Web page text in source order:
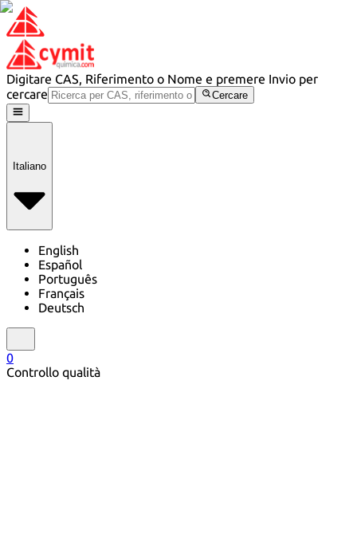
Digitare CAS, Riferimento o Nome e premere Invio per
cercare
Cercare
Italiano
English
Español
Português
Français
Deutsch
0
Controllo qualità